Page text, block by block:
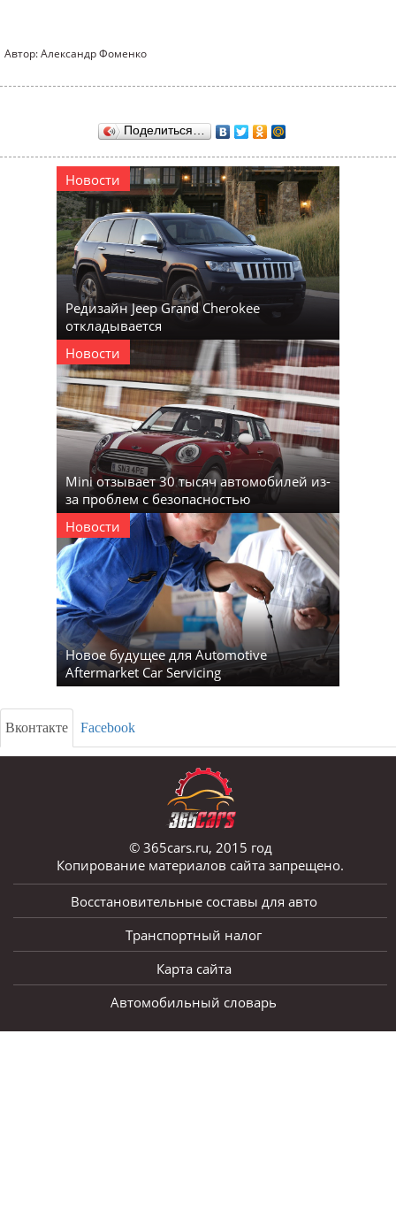
Автор: Александр Фоменко
Поделиться…
Новости
Редизайн Jeep Grand Cherokee
откладывается
Новости
Mini отзывает 30 тысяч автомобилей из-
за проблем с безопасностью
Новости
Новое будущее для Automotive
Aftermarket Car Servicing
Вконтакте Facebook
© 365cars.ru, 2015 год
Копирование материалов сайта запрещено.
Восстановительные составы для авто
Транспортный налог
Карта сайта
Автомобильный словарь